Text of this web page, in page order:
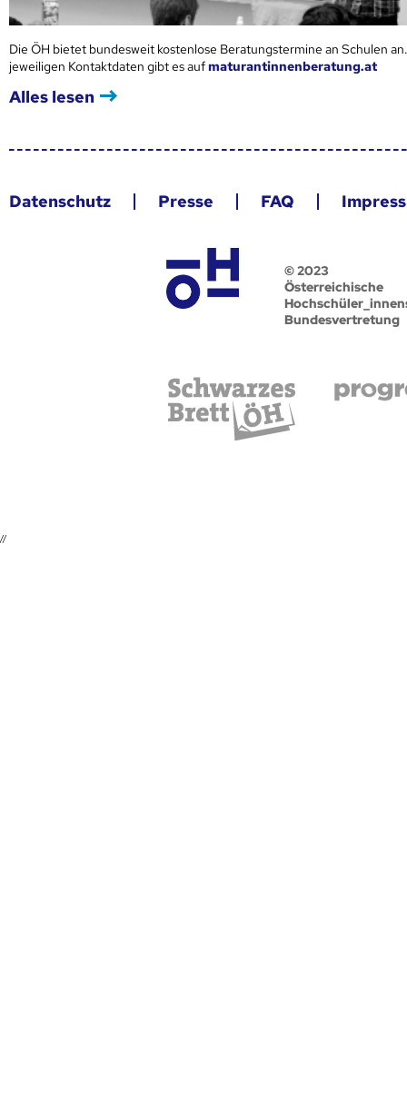
Die ÖH bietet bundesweit kostenlose Beratungstermine an Schulen
jeweiligen Kontaktdaten gibt es aufmaturantinnenberatung.at
Alles lesen
Datenschutz Presse FAQ
© 2023
Österreichische
Bundesvertretung
//